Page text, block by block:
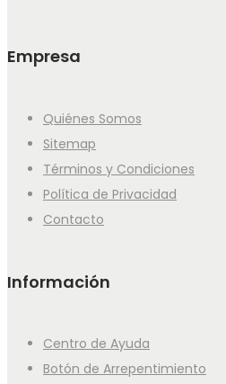
Empresa
Quiénes Somos
Sitemap
Términos y Condiciones
Política de Privacidad
Contacto
Información
Centro de Ayuda
Botón de Arrepentimiento